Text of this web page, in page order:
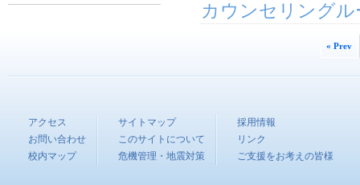
カウンセリング
« Prev
アクセス
お問い合わせ
校内マップ
サイトマップ
このサイトについて
危機管理・地震対策
採用情報
リンク
ご支援をお考えの皆様